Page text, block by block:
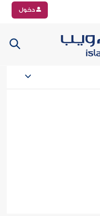
دخول